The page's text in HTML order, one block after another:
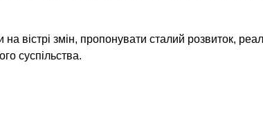
вістрі змін, пропонувати сталий розвиток,
суспільства.